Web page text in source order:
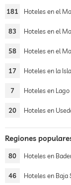
181 Hoteles en el
83 Hoteles en el
58 Hoteles en el
17 Hoteles en la
7 Hoteles en Lago
20 Hoteles en
Regiones
80 Hoteles en
46 Hoteles en Baja